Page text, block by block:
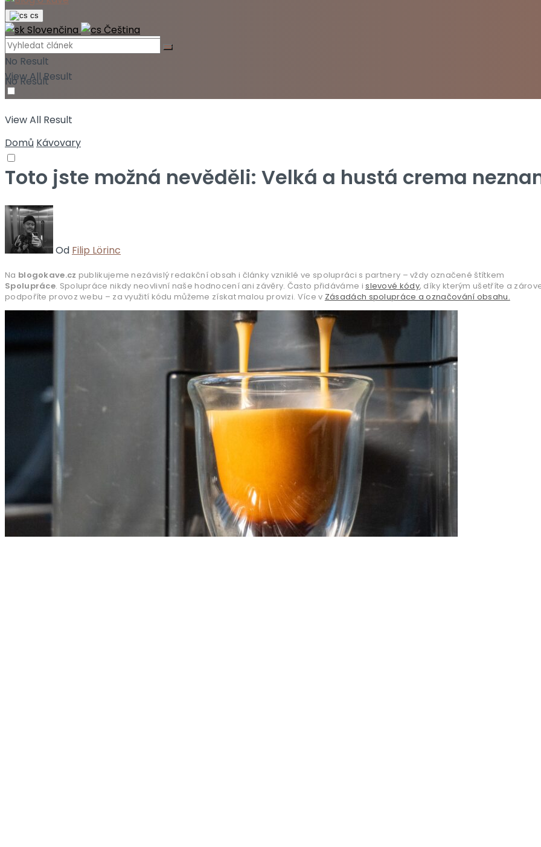
No Result
View All Result
cs
Slovenčina Čeština
No Result
View All Result
Domů Kávovary
Toto jste možná nevěděli: Velká a hustá crema
Od Filip Lörinc
Na blogokave.cz publikujeme nezávislý redakční obsah i články vzniklé ve spolupráci s partnery – vždy označené štítkem
Spolupráce. Spolupráce nikdy neovlivní naše hodnocení ani závěry. Často přidáváme islevové kódy, díky kterým ušetříte a
podpoříte provoz webu – za využití kódu můžeme získat malou provizi. Více v Zásadách spolupráce a označování obsahu.